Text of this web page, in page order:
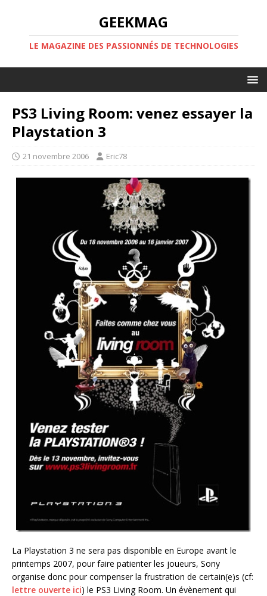
GEEKMAG
LE MAGAZINE DES PASSIONNÉS DE TECHNOLOGIES
PS3 Living Room: venez essayer la
Playstation 3
21 novembre 2006 Eric78
La Playstation 3 ne sera pas disponible en Europe avant le
printemps 2007, pour faire patienter les joueurs, Sony
organise donc pour compenser la frustration de certain(e)s (cf:
lettre ouverte ici) le PS3 Living Room. Un évènement qui